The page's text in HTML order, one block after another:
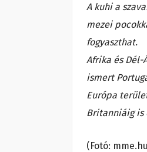
A kuhi a
mezei
fogyaszthat.
Afrika és
ismert
Európa
Britanniáig
(Fotó: